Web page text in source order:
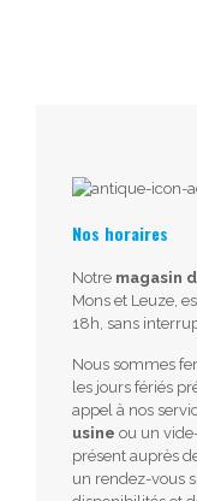
Nos horaires
Notre magasin
Mons et Leuze,
18h, sans
Nous sommes
les jours fériés
appel à nos
usine ou un
présent auprès
un rendez-vous